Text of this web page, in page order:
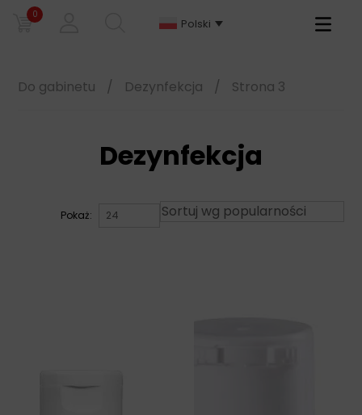
0
Polski
Primary
Do gabinetu / Dezynfekcja / Strona 3
Dezynfekcja
Pokaż: